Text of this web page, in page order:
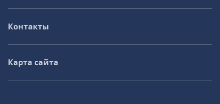
Контакты
Карта сайта